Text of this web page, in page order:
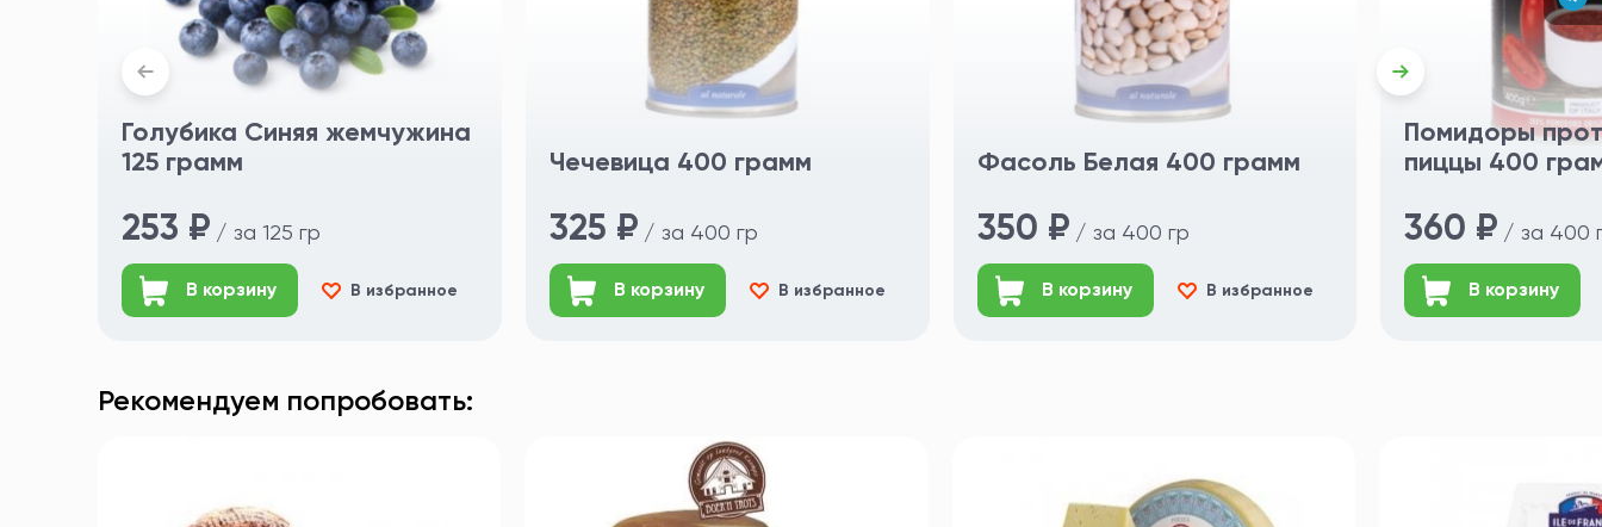
Голубика Синяя жемчужина
125 грамм
253 ₽ / за 125 гр
В корзину В избранное
Чечевица 400 грамм
325 ₽ / за 400 гр
В корзину В избранное
Фасоль Белая 400 грамм
350 ₽ / за 400 гр
В корзину В избранное
Помидоры
пиццы 400
360 ₽ / за 400
В корзину
Рекомендуем попробовать: